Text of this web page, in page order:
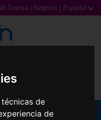
de
de
Mi Cuenta Registro Español